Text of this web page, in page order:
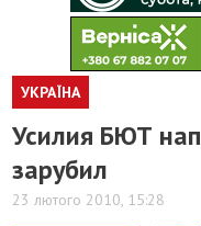
УКРАЇНА
Усилия БЮТ
зарубил
23 лютого 2010, 15:28